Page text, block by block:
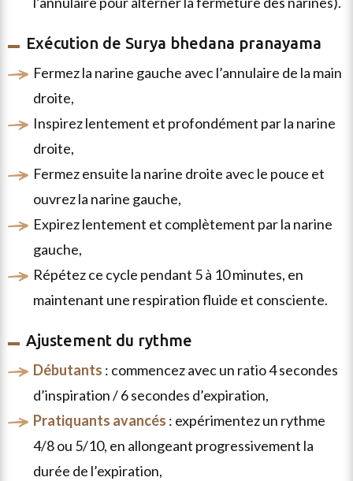
Exécution de Surya bhedana pranayama
fermez la narine gauche avec l’annulaire de la main
droite,
inspirez lentement et profondément par la narine
droite,
fermez ensuite la narine droite avec le pouce et
ouvrez la narine gauche,
expirez lentement et complètement par la narine
gauche,
répétez ce cycle pendant 5 à 10 minutes, en
maintenant une respiration fluide et consciente.
Ajustement du rythme
débutants : commencez avec un ratio 4 secondes
d’inspiration / 6 secondes d’expiration,
pratiquants avancés : expérimentez un rythme
4/8 ou 5/10, en allongeant progressivement la
durée de l’expiration,